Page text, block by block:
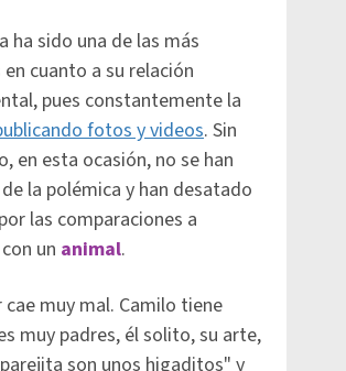
ha sido una de las más
cuanto a su relación
pues constantemente la
fotos y videos. Sin
en esta ocasión, no se han
la polémica y han desatado
las comparaciones a
un animal.
cae muy mal. Camilo tiene
muy padres, él solito, su arte,
son unos higaditos" y